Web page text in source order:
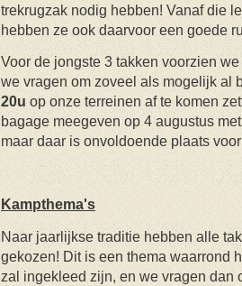
trekrugzak nodig hebben! Vanaf die
hebben ze ook daarvoor een goede
Voor de jongste 3 takken voorzien
we vragen om zoveel als mogelijk al
20u op onze terreinen af te komen
bagage meegeven op 4 augustus
maar daar is onvoldoende plaats
Kampthema's
Naar jaarlijkse traditie hebben alle
gekozen! Dit is een thema waarrond
zal ingekleed zijn, en we vragen dan